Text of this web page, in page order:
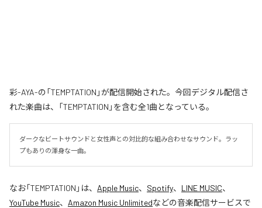
彩-AYA-の「TEMPTATION」が配信開始された。今回デジタル配信さ
れた楽曲は、「TEMPTATION」を含む全1曲となっている。
ダークなビートサウンドと女性声との対比的な組み合わせなサウンド。ラッ
プもありの渾身な一曲。
なお「TEMPTATION 」は、 Apple Music、 Spotify、 LINE MUSIC、
YouTube Music、 Amazon Music Unlimitedなどの音楽配信サービスで